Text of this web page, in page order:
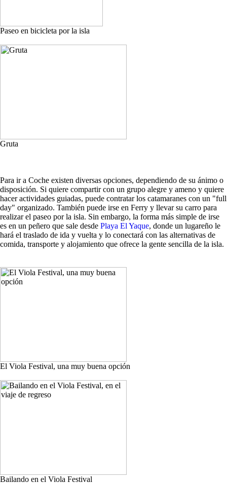
Paseo en bicicleta por la isla
Gruta
Para ir a Coche existen diversas opciones, dependiendo de su ánimo o
disposición. Si quiere compartir con un grupo alegre y ameno y quiere
hacer actividades guiadas, puede contratar los catamaranes con un "full
day" organizado. También puede irse en Ferry y llevar su carro para
realizar el paseo por la isla. Sin embargo, la forma más simple de irse
es en un peñero que sale desde Playa El Yaque, donde un lugareño le
hará el traslado de ida y vuelta y lo conectará con las alternativas de
comida, transporte y alojamiento que ofrece la gente sencilla de la isla.
El Viola Festival, una muy buena opción
Bailando en el Viola Festival